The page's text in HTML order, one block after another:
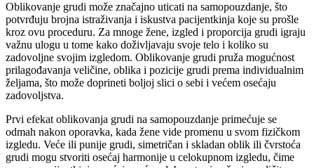
Oblikovanje grudi može značajno uticati na samopouzdanje, što
potvrđuju brojna istraživanja i iskustva pacijentkinja koje su prošle
kroz ovu proceduru. Za mnoge žene, izgled i proporcija grudi igraju
važnu ulogu u tome kako doživljavaju svoje telo i koliko su
zadovoljne svojim izgledom. Oblikovanje grudi pruža mogućnost
prilagođavanja veličine, oblika i pozicije grudi prema individualnim
željama, što može doprineti boljoj slici o sebi i većem osećaju
zadovoljstva.
Prvi efekat oblikovanja grudi na samopouzdanje primećuje se
odmah nakon oporavka, kada žene vide promenu u svom fizičkom
izgledu. Veće ili punije grudi, simetričan i skladan oblik ili čvrstoća
grudi mogu stvoriti osećaj harmonije u celokupnom izgledu, čime